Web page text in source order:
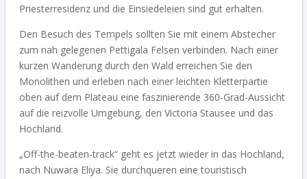
Priesterresidenz und die Einsiedeleien sind gut erhalten.
Den Besuch des Tempels sollten Sie mit einem Abstecher
zum nah gelegenen Pettigala Felsen verbinden. Nach einer
kurzen Wanderung durch den Wald erreichen Sie den
Monolithen und erleben nach einer leichten Kletterpartie
oben auf dem Plateau eine faszinierende 360-Grad-Aussicht
auf die reizvolle Umgebung, den Victoria Stausee und das
Hochland.
„Off-the-beaten-track“ geht es jetzt wieder in das Hochland,
nach Nuwara Eliya. Sie durchqueren eine touristisch